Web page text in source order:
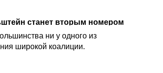
станет вторым номером
ни у одного из
широкой коалиции.